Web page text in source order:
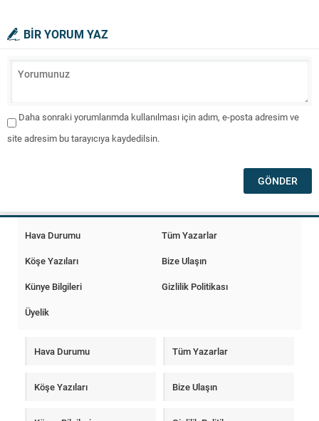
BİR YORUM YAZ
Daha sonraki yorumlarımda kullanılması için adım, e-posta adresim ve
site adresim bu tarayıcıya kaydedilsin.
Hava Durumu
Tüm Yazarlar
Köşe Yazıları
Bize Ulaşın
Künye Bilgileri
Gizlilik Politikası
Üyelik
Hava Durumu Tüm Yazarlar
Köşe Yazıları Bize Ulaşın